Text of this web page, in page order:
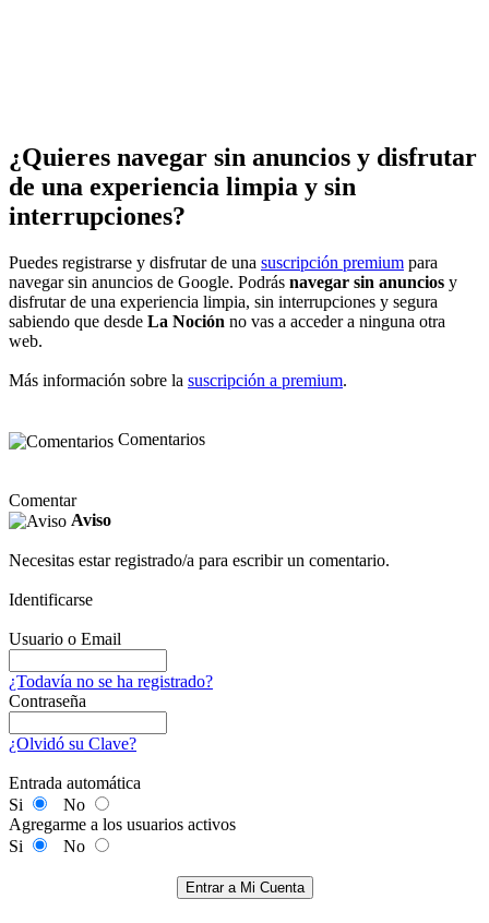
¿Quieres navegar sin anuncios y disfrutar
de una experiencia limpia y sin
interrupciones?
Puedes registrarse y disfrutar de una suscripción premium para
navegar sin anuncios de Google. Podrás navegar sin anuncios y
disfrutar de una experiencia limpia, sin interrupciones y segura
sabiendo que desde La Noción no vas a acceder a ninguna otra
web.
Más información sobre la suscripción a premium.
Comentarios
Comentar
Aviso
Necesitas estar registrado/a para escribir un comentario.
Identificarse
Usuario o Email
¿Todavía no se ha registrado?
Contraseña
¿Olvidó su Clave?
Entrada automática
Si
No
Agregarme a los usuarios activos
Si
No
Entrar a Mi Cuenta